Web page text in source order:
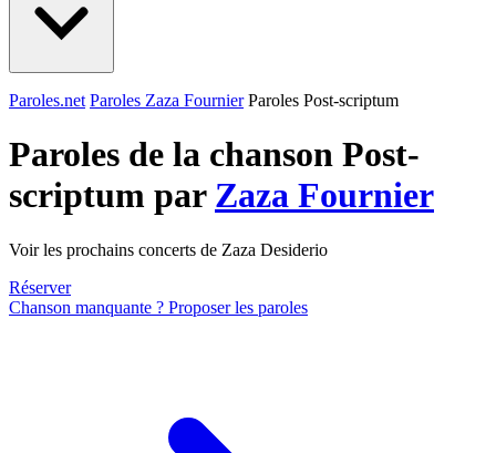
Paroles.net Paroles Zaza Fournier Paroles Post-scriptum
Paroles de la chanson Post-
scriptum par Zaza Fournier
Voir les prochains concerts de Zaza Desiderio
Réserver
Chanson manquante ? Proposer les paroles